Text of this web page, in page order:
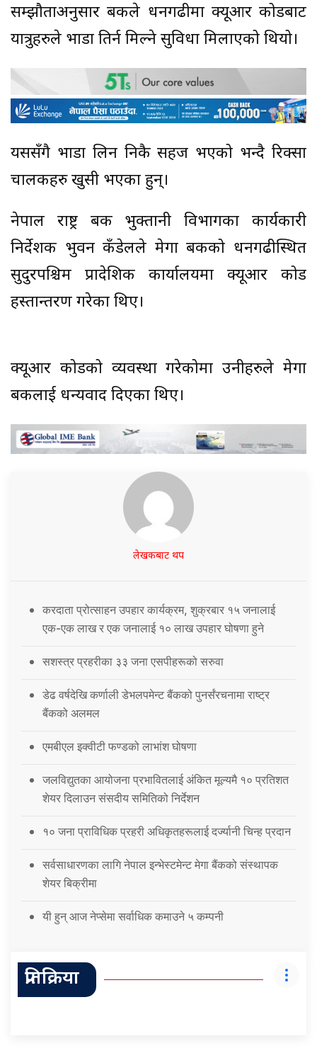
सम्झौताअनुसार बैंकले धनगढीमा क्यूआर कोडबाट
यात्रुहरुले भाडा तिर्न मिल्ने सुविधा मिलाएको थियो।
यससँगै भाडा लिन निकै सहज भएको भन्दै रिक्सा
चालकहरु खुसी भएका हुन्।
नेपाल राष्ट्र बैंक भुक्तानी विभागका कार्यकारी
निर्देशक भुवन कँडेलले मेगा बैंकको धनगढीस्थित
सुदुरपश्चिम प्रादेशिक कार्यालयमा क्यूआर कोड
हस्तान्तरण गरेका थिए।
क्यूआर कोडको व्यवस्था गरेकोमा उनीहरुले मेगा
बैंकलाई धन्यवाद दिएका थिए।
लेखकबाट थप
करदाता प्रोत्साहन उपहार कार्यक्रम, शुक्रबार १५ जनालाई
एक-एक लाख र एक जनालाई १० लाख उपहार घोषणा हुने
सशस्त्र प्रहरीका ३३ जना एसपीहरूको सरुवा
डेढ वर्षदेखि कर्णाली डेभलपमेन्ट बैंकको पुनर्संरचनामा राष्ट्र
बैंकको अलमल
एमबीएल इक्वीटी फण्डको लाभांश घोषणा
जलविद्युतका आयोजना प्रभावितलाई अंकित मूल्यमै १० प्रतिशत
शेयर दिलाउन संसदीय समितिको निर्देशन
१० जना प्राविधिक प्रहरी अधिकृतहरूलाई दर्ज्यानी चिन्ह प्रदान
सर्वसाधारणका लागि नेपाल इन्भेस्टमेन्ट मेगा बैंकको संस्थापक
शेयर बिक्रीमा
यी हुन् आज नेप्सेमा सर्वाधिक कमाउने ५ कम्पनी
प्रतिक्रिया